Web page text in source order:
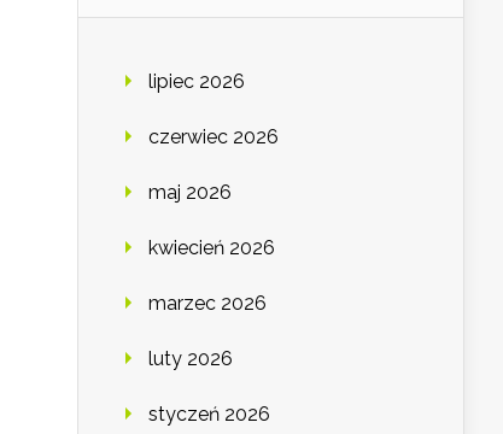
lipiec 2026
czerwiec 2026
maj 2026
kwiecień 2026
marzec 2026
luty 2026
styczeń 2026